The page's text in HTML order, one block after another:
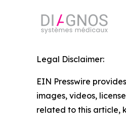
Legal Disclaimer:
EIN Presswire
images, videos,
related to this article,